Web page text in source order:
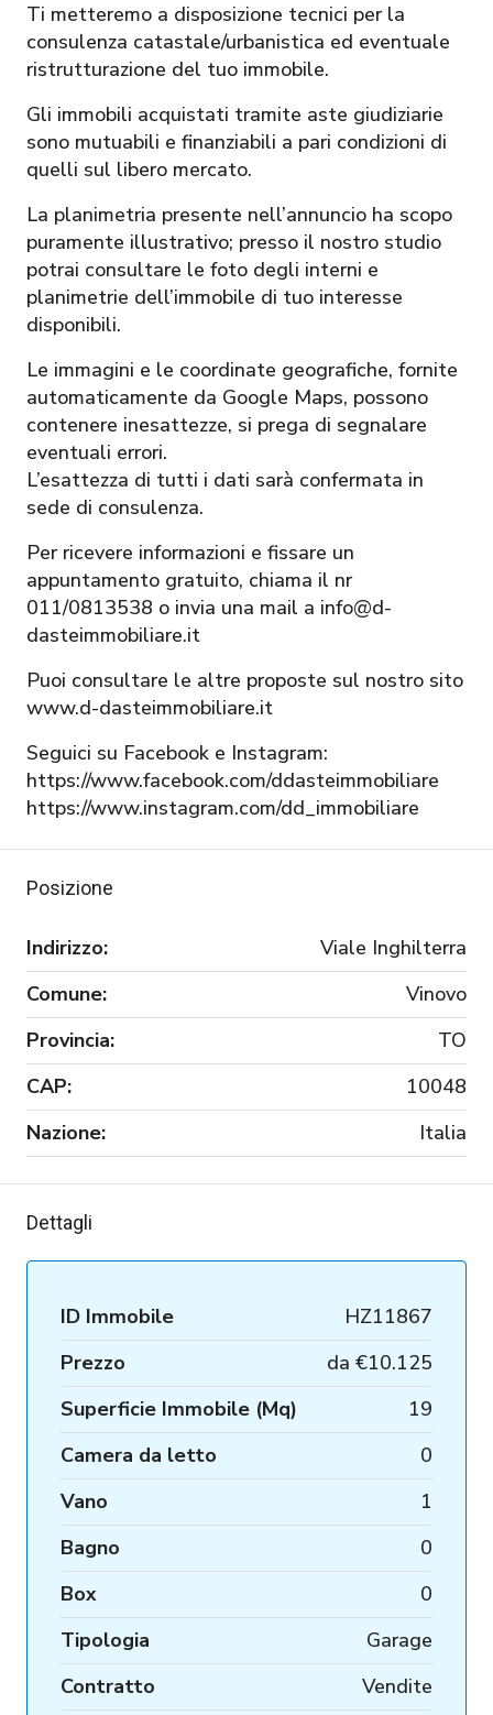
Ti metteremo a disposizione tecnici per la
consulenza catastale/urbanistica ed eventuale
ristrutturazione del tuo immobile.
Gli immobili acquistati tramite aste giudiziarie
sono mutuabili e finanziabili a pari condizioni di
quelli sul libero mercato.
La planimetria presente nell’annuncio ha scopo
puramente illustrativo; presso il nostro studio
potrai consultare le foto degli interni e
planimetrie dell’immobile di tuo interesse
disponibili.
Le immagini e le coordinate geografiche, fornite
automaticamente da Google Maps, possono
contenere inesattezze, si prega di segnalare
eventuali errori.
L’esattezza di tutti i dati sarà confermata in
sede di consulenza.
Per ricevere informazioni e fissare un
appuntamento gratuito, chiama il nr
011/0813538 o invia una mail a info@d-
dasteimmobiliare.it
Puoi consultare le altre proposte sul nostro sito
www.d-dasteimmobiliare.it
Seguici su Facebook e Instagram:
https://www.facebook.com/ddasteimmobiliare
https://www.instagram.com/dd_immobiliare
Posizione
Indirizzo:
Viale Inghilterra
Comune:
Vinovo
Provincia:
TO
CAP:
10048
Nazione:
Italia
Dettagli
ID Immobile
HZ11867
Prezzo
da €10.125
Superficie Immobile (Mq)
19
Camera da letto
0
Vano
1
Bagno
0
Box
0
Tipologia
Garage
Contratto
Vendite